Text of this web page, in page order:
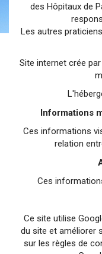
des Hôpitaux de
Les autres
Site internet crée
Informations
Ces informations
relation
Ces
Ce site utilise
du site et améliorer
sur les règles de